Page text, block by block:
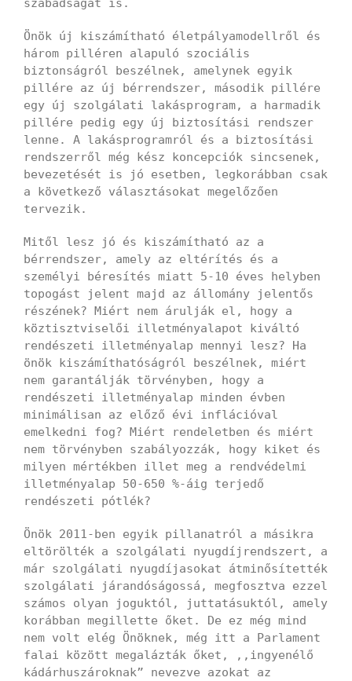
szabadságát is.
Önök új kiszámítható életpályamodellről és
három pilléren alapuló szociális
biztonságról beszélnek, amelynek egyik
pillére az új bérrendszer, második pillére
egy új szolgálati lakásprogram, a harmadik
pillére pedig egy új biztosítási rendszer
lenne. A lakásprogramról és a biztosítási
rendszerről még kész koncepciók sincsenek,
bevezetését is jó esetben, legkorábban csak
a következő választásokat megelőzően
tervezik.
Mitől lesz jó és kiszámítható az a
bérrendszer, amely az eltérítés és a
személyi béresítés miatt 5-10 éves helyben
topogást jelent majd az állomány jelentős
részének? Miért nem árulják el, hogy a
köztisztviselői illetményalapot kiváltó
rendészeti illetményalap mennyi lesz? Ha
önök kiszámíthatóságról beszélnek, miért
nem garantálják törvényben, hogy a
rendészeti illetményalap minden évben
minimálisan az előző évi inflációval
emelkedni fog? Miért rendeletben és miért
nem törvényben szabályozzák, hogy kiket és
milyen mértékben illet meg a rendvédelmi
illetményalap 50-650 %-áig terjedő
rendészeti pótlék?
Önök 2011-ben egyik pillanatról a másikra
eltörölték a szolgálati nyugdíjrendszert, a
már szolgálati nyugdíjasokat átminősítették
szolgálati járandóságossá, megfosztva ezzel
számos olyan joguktól, juttatásuktól, amely
korábban megillette őket. De ez még mind
nem volt elég Önöknek, még itt a Parlament
falai között megalázták őket, ,,ingyenélő
kádárhuszároknak” nevezve azokat az